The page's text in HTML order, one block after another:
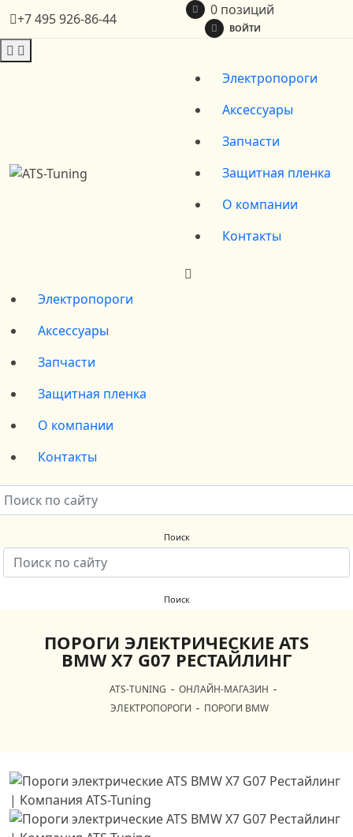
+7 495 926-86-44
0 позиций
ВОЙТИ
Электропороги
Аксессуары
Запчасти
Защитная пленка
О компании
Контакты
Электропороги
Аксессуары
Запчасти
Защитная пленка
О компании
Контакты
ПОРОГИ ЭЛЕКТРИЧЕСКИЕ ATS
BMW X7 G07 РЕСТАЙЛИНГ
ATS-TUNING
ОНЛАЙН-МАГАЗИН
ЭЛЕКТРОПОРОГИ
ПОРОГИ BMW